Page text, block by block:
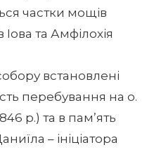
частки мощів
та Амфілохія
встановлені
перебування на о.
р.) та в пам’ять
– ініціатора